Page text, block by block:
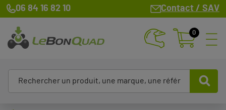
06 84 16 82 10 Contact / SAV
0